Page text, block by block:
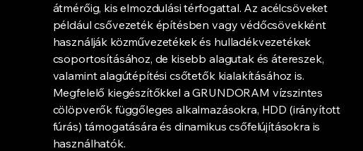
átmérőig, kis elmozdulási térfogattal. Az acélcsöveket
például csővezeték építésben vagy védőcsövekként
használják közművezetékek és hulladékvezetékek
csoportosításához, de kisebb alagutak és átereszek,
valamint alagútépítési csőtetők kialakításához is.
Megfelelő kiegészítőkkel a GRUNDORAM vízszintes
cölöpverők függőleges alkalmazásokra, HDD (irányított
fúrás) támogatására és dinamikus csőfelújításokra is
használhatók.